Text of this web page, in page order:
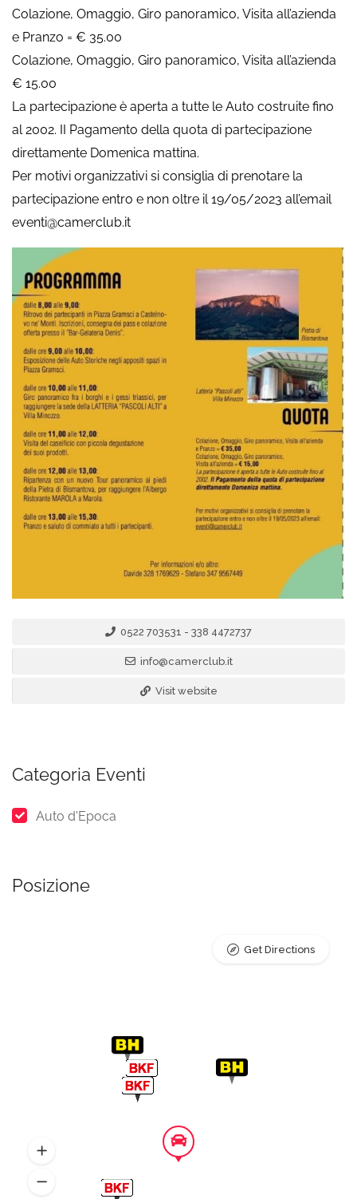
Colazione, Omaggio, Giro panoramico, Visita all’azienda
e Pranzo = € 35.00
Colazione, Omaggio, Giro panoramico, Visita all’azienda
€ 15.00
La partecipazione è aperta a tutte le Auto costruite fino
al 2002. II Pagamento della quota di partecipazione
direttamente Domenica mattina.
Per motivi organizzativi si consiglia di prenotare la
partecipazione entro e non oltre il 19/05/2023 all’email
eventi@camerclub.it
0522 703531 - 338 4472737
info@camerclub.it
Visit website
Categoria Eventi
Auto d'Epoca
Posizione
Get Directions